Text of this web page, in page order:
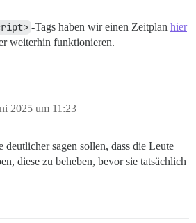
-Tags haben wir einen Zeitplan hier
weiterhin funktionieren.
2025 um 11:23
deutlicher sagen sollen, dass die Leute
diese zu beheben, bevor sie tatsächlich